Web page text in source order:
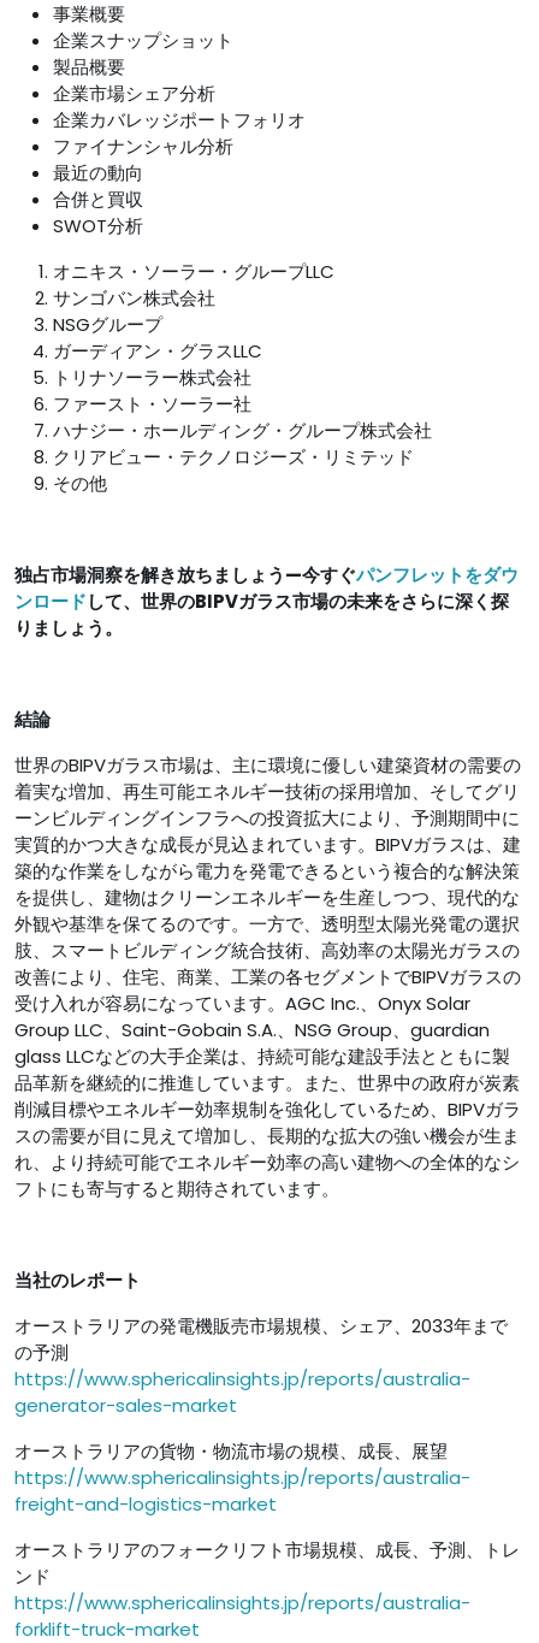
事業概要
企業スナップショット
製品概要
企業市場シェア分析
企業カバレッジポートフォリオ
ファイナンシャル分析
最近の動向
合併と買収
SWOT分析
オニキス・ソーラー・グループLLC
サンゴバン株式会社
NSGグループ
ガーディアン・グラスLLC
トリナソーラー株式会社
ファースト・ソーラー社
ハナジー・ホールディング・グループ株式会社
クリアビュー・テクノロジーズ・リミテッド
その他
独占市場洞察を解き放ちましょう—今すぐパンフレットをダウ
ンロードして、世界のBIPVガラス市場の未来をさらに深く探
りましょう。
結論
世界のBIPVガラス市場は、主に環境に優しい建築資材の需要の
着実な増加、再生可能エネルギー技術の採用増加、そしてグリ
ーンビルディングインフラへの投資拡大により、予測期間中に
実質的かつ大きな成長が見込まれています。BIPVガラスは、建
築的な作業をしながら電力を発電できるという複合的な解決策
を提供し、建物はクリーンエネルギーを生産しつつ、現代的な
外観や基準を保てるのです。一方で、透明型太陽光発電の選択
肢、スマートビルディング統合技術、高効率の太陽光ガラスの
改善により、住宅、商業、工業の各セグメントでBIPVガラスの
受け入れが容易になっています。AGC Inc.、Onyx Solar
Group LLC、Saint-Gobain S.A.、NSG Group、guardian
glass LLCなどの大手企業は、持続可能な建設手法とともに製
品革新を継続的に推進しています。また、世界中の政府が炭素
削減目標やエネルギー効率規制を強化しているため、BIPVガラ
スの需要が目に見えて増加し、長期的な拡大の強い機会が生ま
れ、より持続可能でエネルギー効率の高い建物への全体的なシ
フトにも寄与すると期待されています。
当社のレポート
オーストラリアの発電機販売市場規模、シェア、2033年まで
の予測
https://www.sphericalinsights.jp/reports/australia-
generator-sales-market
オーストラリアの貨物・物流市場の規模、成長、展望
https://www.sphericalinsights.jp/reports/australia-
freight-and-logistics-market
オーストラリアのフォークリフト市場規模、成長、予測、トレ
ンド
https://www.sphericalinsights.jp/reports/australia-
forklift-truck-market